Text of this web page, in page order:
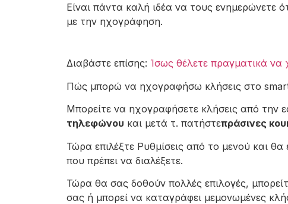
Είναι πάντα καλή ιδέα να τους ενημερώνετε
με την ηχογράφηση.
Διαβάστε επίσης: Ίσως θέλετε πραγματικά να
Πώς μπορώ να ηχογραφήσω κλήσεις στο
Μπορείτε να ηχογραφήσετε κλήσεις από την
τηλεφώνου και μετά τ. πατήστεπράσινες
Τώρα επιλέξτε Ρυθμίσεις από το μενού και
που πρέπει να διαλέξετε.
Τώρα θα σας δοθούν πολλές επιλογές,
σας ή μπορεί να καταγράφει μεμονωμένες